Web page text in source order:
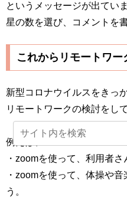
というメッセージが出ていま
星の数を選び、コメントを
これからリモートワー
新型コロナウイルスをきっ
リモートワークの検討をし
例えば、
・zoomを使って、利用者さ
・zoomを使って、体操や
う。